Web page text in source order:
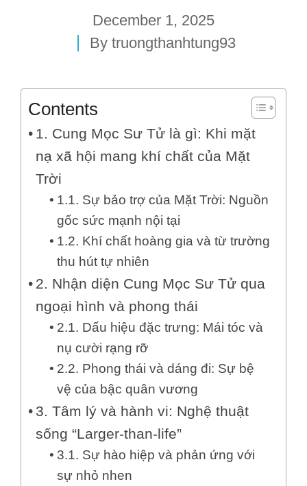
December 1, 2025
By truongthanhtung93
Contents
1. Cung Mọc Sư Tử là gì: Khi mặt
nạ xã hội mang khí chất của Mặt
Trời
1.1. Sự bảo trợ của Mặt Trời: Nguồn
gốc sức mạnh nội tại
1.2. Khí chất hoàng gia và từ trường
thu hút tự nhiên
2. Nhận diện Cung Mọc Sư Tử qua
ngoại hình và phong thái
2.1. Dấu hiệu đặc trưng: Mái tóc và
nụ cười rạng rỡ
2.2. Phong thái và dáng đi: Sự bệ
vệ của bậc quân vương
3. Tâm lý và hành vi: Nghệ thuật
sống “Larger-than-life”
3.1. Sự hào hiệp và phản ứng với
sự nhỏ nhen